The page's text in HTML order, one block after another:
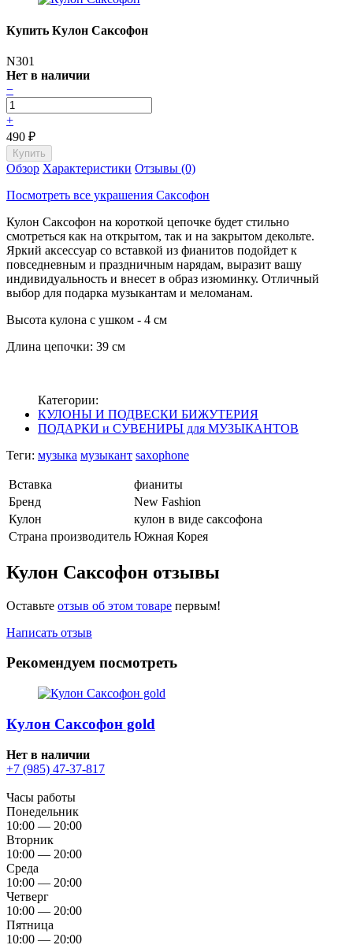
Купить Кулон Саксофон
N301
Нет в наличии
−
+
490 ₽
Обзор Характеристики Отзывы (0)
Посмотреть все украшения Саксофон
Кулон Саксофон на короткой цепочке будет стильно
смотреться как на открытом, так и на закрытом декольте.
Яркий аксессуар со вставкой из фианитов подойдет к
повседневным и праздничным нарядам, выразит вашу
индивидуальность и внесет в образ изюминку. Отличный
выбор для подарка музыкантам и меломанам.
Высота кулона с ушком - 4 см
Длина цепочки: 39 см
Категории:
КУЛОНЫ И ПОДВЕСКИ БИЖУТЕРИЯ
ПОДАРКИ и СУВЕНИРЫ для МУЗЫКАНТОВ
Теги: музыка музыкант saxophone
Вставка
фианиты
Бренд
New Fashion
Кулон
кулон в виде саксофона
Страна производитель Южная Корея
Кулон Саксофон отзывы
Оставьте отзыв об этом товаре первым!
Написать отзыв
Рекомендуем посмотреть
Кулон Саксофон gold
Нет в наличии
+7 (985) 47-37-817
Часы работы
Понедельник
10:00 — 20:00
Вторник
10:00 — 20:00
Среда
10:00 — 20:00
Четверг
10:00 — 20:00
Пятница
10:00 — 20:00